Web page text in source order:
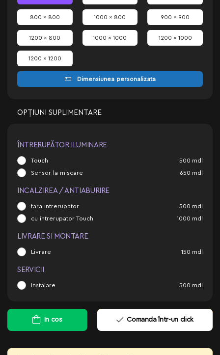
800 x 800 1000 x 800 900 x 900
1200 x 800 1000 x 1000 1200 x 1000
1200 x 1200
Dimensiunea personalizata
OPȚIUNI SUPLIMENTARE
ÎNTRERUPĂTOR ILUMINARE
Touch 500 mdl
Sensor la miscare 650 mdl
INCALZIREA / ANTIABURIRE
fara intrerupator 500 mdl
cu intrerupator Touch 1000 mdl
LIVRARE SI MONTARE
Livrare 150 mdl
SERVICII
Instalare 500 mdl
In cos Comanda într-un click